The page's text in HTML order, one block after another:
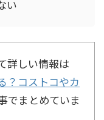
い
詳しい情報は
？コストコやカ
でまとめていま